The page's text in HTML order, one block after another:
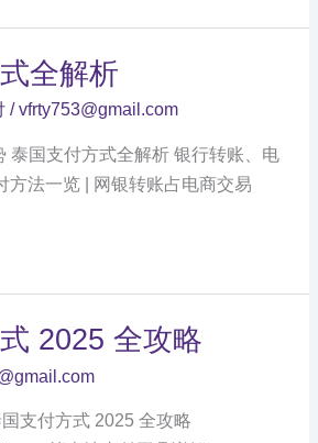
全解析
/vfrty753@gmail.com
泰国支付方式全解析 银行转账、电
方法一览 | 网银转账占电商交易
2025 全攻略
支付方式 2025 全攻略